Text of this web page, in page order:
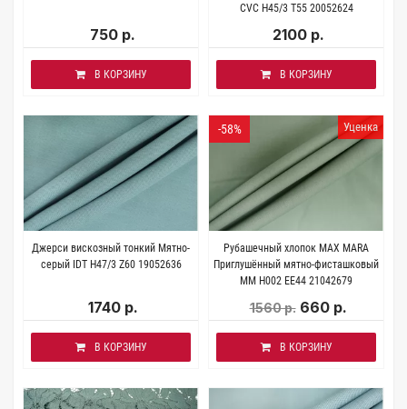
750 р.
В КОРЗИНУ
CVC H45/3 Т55 20052624
2100 р.
В КОРЗИНУ
Джерси вискозный тонкий Мятно-
серый IDT H47/3 Z60 19052636
1740 р.
В КОРЗИНУ
Уценка
-58%
Рубашечный хлопок MAX MARA
Приглушённый мятно-фисташковый
MM H002 EE44 21042679
1560 р. 660 р.
В КОРЗИНУ